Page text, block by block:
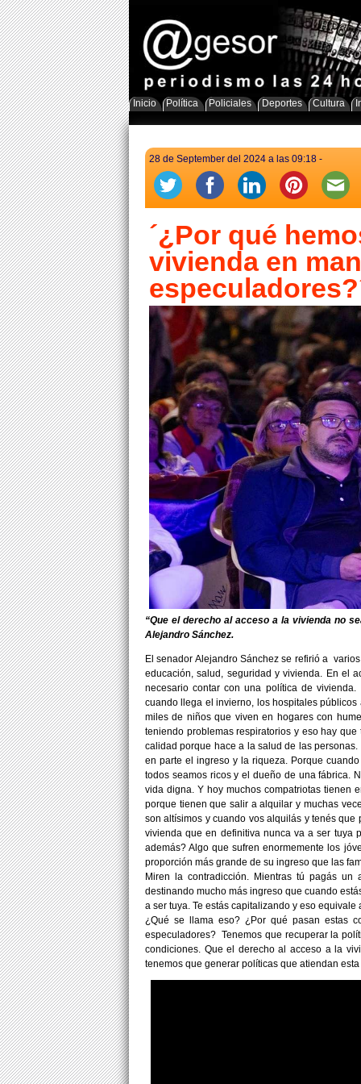
Inicio Política Policiales Deportes Cultura
28 de September del 2024 a las 09:18 -
´¿Por qué
vivienda en
“Que el derecho al acceso a la vivienda no
Alejandro Sánchez.
El senador Alejandro Sánchez se refirió a
educación, salud, seguridad y vivienda. En el
necesario contar con una política de
cuando llega el invierno, los hospitales
miles de niños que viven en hogares con
teniendo problemas respiratorios y eso hay
calidad porque hace a la salud de las
en parte el ingreso y la riqueza. Porque
todos seamos ricos y el dueño de una fábrica.
vida digna. Y hoy muchos compatriotas tienen
porque tienen que salir a alquilar y muchas
son altísimos y cuando vos alquilás y tenés
vivienda que en definitiva nunca va a ser tuya
además? Algo que sufren enormemente los
proporción más grande de su ingreso que las
Miren la contradicción. Mientras tú pagás
destinando mucho más ingreso que cuando
a ser tuya. Te estás capitalizando y eso
¿Qué se llama eso? ¿Por qué pasan estas
especuladores? Tenemos que recuperar la
condiciones. Que el derecho al acceso a la
tenemos que generar políticas que atiendan esta